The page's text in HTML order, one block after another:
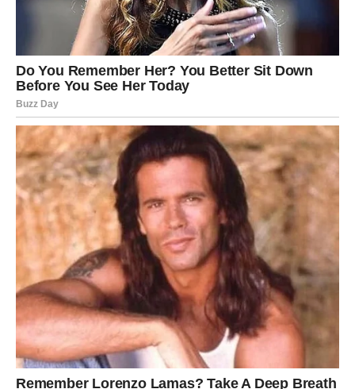
misliti više na sebe
Previše ste energije trošili pokušavajući pomoći drugima
i ispuniti tuđa očekivanja.
Često ste zaboravljali vlastite potrebe samo da biste
izbjegli razočaranja ili sukobe.
Ali nova sedmica donosi vam veoma važnu lekciju — ne
možete pronaći sreću ako stalno zaboravljate sebe.
Zvijezde vam poručuju da ne osjećate grižnju savjesti
zbog toga što želite više za sebe.
Mnogi Lavovi će tokom ove sedmice napraviti promjene
koje će ih kasnije dovesti do mnogo srećnijeg života.
Sudbina vam sada vraća ono što